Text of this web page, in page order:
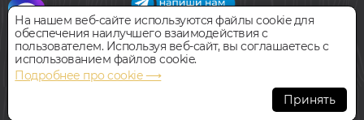
Цена за 1 м² 4 390руб.
БЫСТРЫЙ ЗАКАЗ КУПИТЬ
График работы салона
Пн-Вс с 09:00 до 21:00
Наш адрес:127018, г. Москва,
ул.Складочная, д.1, строение 9
На нашем веб-сайте используются файлы cookie для
обеспечения наилучшего взаимодействия с
пользователем. Используя веб-сайт, вы соглашаетесь с
использованием файлов cookie.
Подробнее про cookie ⟶
Принять